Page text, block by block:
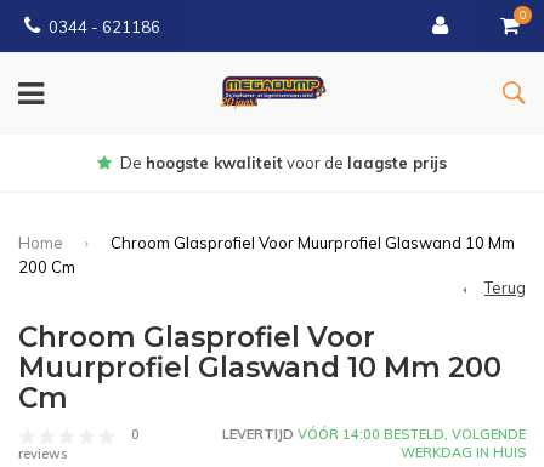
0344 - 621186
0
Gratisbezorgd vanaf € 150
Home
Chroom Glasprofiel Voor Muurprofiel Glaswand 10 Mm
200 Cm
Terug
Chroom Glasprofiel Voor
Muurprofiel Glaswand 10 Mm 200
Cm
0
reviews
LEVERTIJD VÓÓR 14:00 BESTELD, VOLGENDE
WERKDAG IN HUIS